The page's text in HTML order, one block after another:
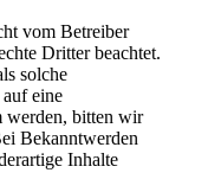
vom Betreiber
Dritter beachtet.
solche
eine
werden, bitten wir
Bekanntwerden
Inhalte